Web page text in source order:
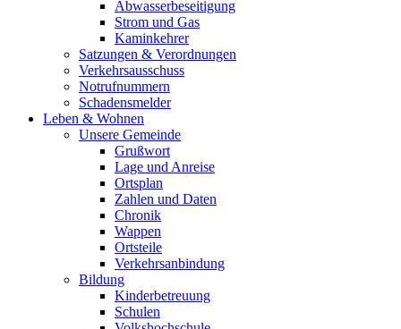
Abwasserbeseitigung
Strom und Gas
Kaminkehrer
Satzungen & Verordnungen
Verkehrsausschuss
Notrufnummern
Schadensmelder
Leben & Wohnen
Unsere Gemeinde
Grußwort
Lage und Anreise
Ortsplan
Zahlen und Daten
Chronik
Wappen
Ortsteile
Verkehrsanbindung
Bildung
Kinderbetreuung
Schulen